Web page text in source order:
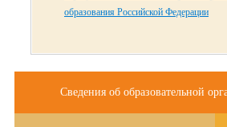
образования Российской Федерации
Сведения об образовательной